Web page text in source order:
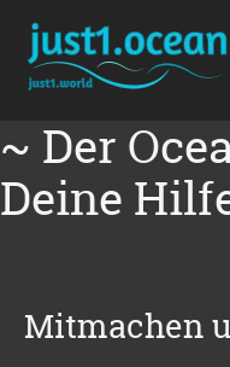
Navigation
überspringen
~ Der
Deine
Mitmachen